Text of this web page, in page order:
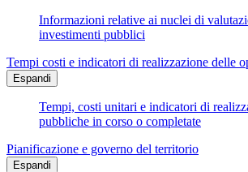
Informazioni relative ai nuclei di
investimenti pubblici
Tempi costi e indicatori di realizzazione delle
Espandi
Tempi, costi unitari e indicatori di
pubbliche in corso o completate
Pianificazione e governo del territorio
Espandi